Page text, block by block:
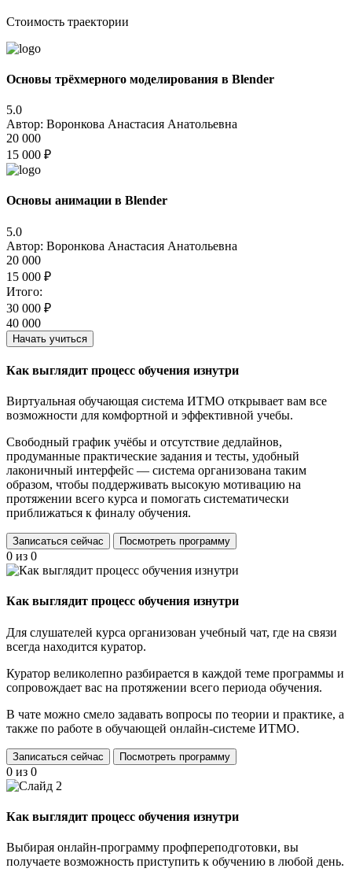
Стоимость траектории
Основы трёхмерного моделирования в Blender
5.0
Автор: Воронкова Анастасия Анатольевна
20 000
15 000 ₽
Основы анимации в Blender
5.0
Автор: Воронкова Анастасия Анатольевна
20 000
15 000 ₽
Итого:
30 000 ₽
40 000
Начать учиться
Как выглядит процесс обучения изнутри
Виртуальная обучающая система ИТМО открывает вам все
возможности для комфортной и эффективной учебы.
Свободный график учёбы и отсутствие дедлайнов,
продуманные практические задания и тесты, удобный
лаконичный интерфейс — система организована таким
образом, чтобы поддерживать высокую мотивацию на
протяжении всего курса и помогать систематически
приближаться к финалу обучения.
Записаться сейчас Посмотреть программу
0 из 0
Как выглядит процесс обучения изнутри
Для слушателей курса организован учебный чат, где на связи
всегда находится куратор.
Куратор великолепно разбирается в каждой теме программы и
сопровождает вас на протяжении всего периода обучения.
В чате можно смело задавать вопросы по теории и практике, а
также по работе в обучающей онлайн-системе ИТМО.
Записаться сейчас Посмотреть программу
0 из 0
Как выглядит процесс обучения изнутри
Выбирая онлайн-программу профпереподготовки, вы
получаете возможность приступить к обучению в любой день.